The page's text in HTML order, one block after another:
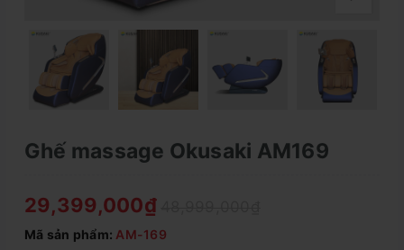
Ghế massage Okusaki AM169
29,399,000₫
Mã sản phẩm: AM-169